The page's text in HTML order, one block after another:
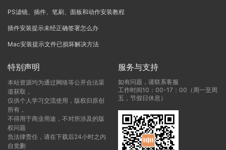
PS滤镜、插件、笔刷、面板和动作安装教程
插件安装提示未经正确签署怎么办
Mac安装提示文件已损坏解决方法
特别声明
本站资源均为通过网络等公开合法渠
道获取，
仅供个人学习交流使用，版权归原创
所有，
不得用于商业用途，不对所涉及的版
权问题
负法律责任，请在下载后24小时之内
自觉删
服务与支持
如有问题，请联系客服
工作时间10：00-17：00（周一至周
五，节假日休息）